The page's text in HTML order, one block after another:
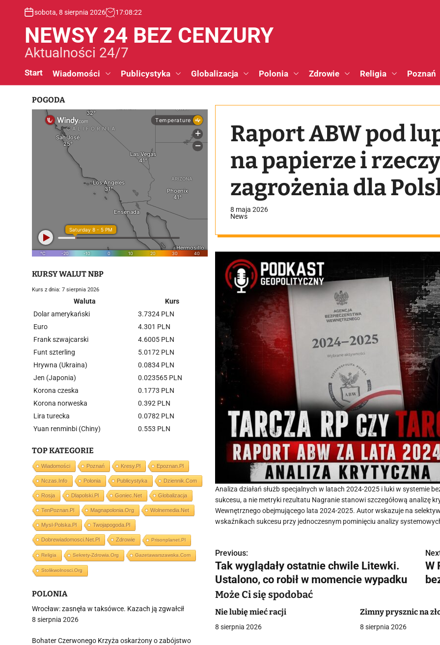
sobota, 8 sierpnia 2026 17:08:23
NEWSY 24 BEZ CENZURY
Aktualności 24/7
Start Wiadomości Publicystyka Globalizacja Polonia Zdrowie Religia Poznań
Raport ABW pod
na papierze i
zagrożenia dla
8 maja 2026
News
Analiza działań służb specjalnych w latach 2024-2025 i luki w systemie
sukcesu, a nie metryki rezultatu Nagranie stanowi szczegółową analizę
Wewnętrznego obejmującego lata 2024-2025. Autor wskazuje na
wskaźnikach sukcesu przy jednoczesnym pominięciu analizy
N
a
w
i
g
Previous:
Tak wyglądały ostatnie chwile Litewki.
Ustalono, co robił w momencie wypadku
W
Może Ci się spodobać
Nie lubię mieć racji
8 sierpnia 2026
Zimny prysznic na
8 sierpnia 2026
POGODA
KURSY WALUT NBP
Kurs z dnia: 7 sierpnia 2026
Waluta
Kurs
Dolar amerykański
3.7324 PLN
Euro
4.301 PLN
Frank szwajcarski
4.6005 PLN
Funt szterling
5.0172 PLN
Hrywna (Ukraina)
0.0834 PLN
Jen (Japonia)
0.023565 PLN
Korona czeska
0.1773 PLN
Korona norweska
0.392 PLN
Lira turecka
0.0782 PLN
Yuan renminbi (Chiny)
0.553 PLN
TOP KATEGORIE
Wiadomości Poznań Kresy.pl Epoznan.pl
Nczas.info Polonia Publicystyka Dziennik.com
Rosja Dlapolski.pl Goniec.net Globalizacja
TenPoznan.pl Magnapolonia.org Wolnemedia.net
Mysl-Polska.pl Twojapogoda.pl
Dobrewiadomosci.net.pl Zdrowie Prisonplanet.pl
Religia Sekrety-Zdrowia.org Gazetawarszawska.com
Stolikwolnosci.org
POLONIA
Wrocław: zasnęła w taksówce. Kazach ją zgwałcił
8 sierpnia 2026
Bohater Czerwonego Krzyża oskarżony o zabójstwo